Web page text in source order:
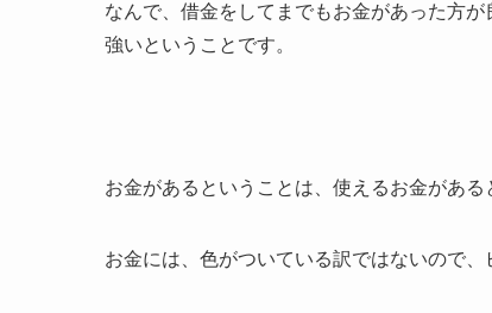
なんで、借金をしてまでもお金があった方
強いということです。
お金があるということは、使えるお金がある
お金には、色がついている訳ではないので